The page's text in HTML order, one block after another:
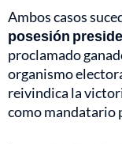
Ambos casos
posesión
proclamado
organismo
reivindica la
como mandatario